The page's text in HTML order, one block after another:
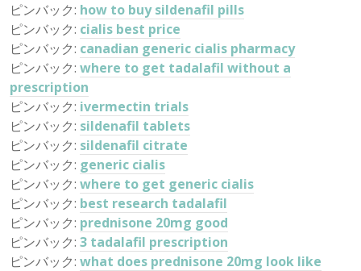
ピンバック: how to buy sildenafil pills
ピンバック: cialis best price
ピンバック: canadian generic cialis pharmacy
ピンバック: where to get tadalafil without a
prescription
ピンバック: ivermectin trials
ピンバック: sildenafil tablets
ピンバック: sildenafil citrate
ピンバック: generic cialis
ピンバック: where to get generic cialis
ピンバック: best research tadalafil
ピンバック: prednisone 20mg good
ピンバック: 3 tadalafil prescription
ピンバック: what does prednisone 20mg look like